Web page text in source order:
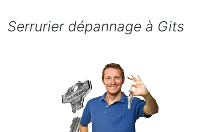
Serrurier dépannage à Gits